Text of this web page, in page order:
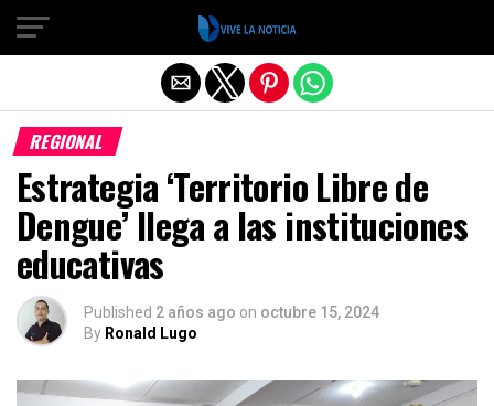
REGIONAL
Estrategia ‘Territorio Libre de
Dengue’ llega a las instituciones
educativas
Published 2 años ago on octubre 15, 2024
By Ronald Lugo
Salir de la versión móvil